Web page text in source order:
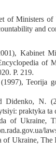
of Ministers of
and
Kabinet
of
P. 219.
Teorija
Didenko, N.
praktyka
of Ukraine,
of Ukraine,